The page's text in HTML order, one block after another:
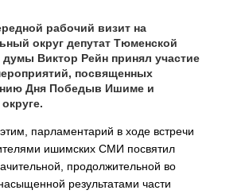
рабочий визит на
округ депутат Тюменской
думы Виктор Рейн принял участие
посвященных
Дня Победыв Ишиме и
парламентарий в ходе встречи
ишимских СМИ посвятил
продолжительной во
результатами части